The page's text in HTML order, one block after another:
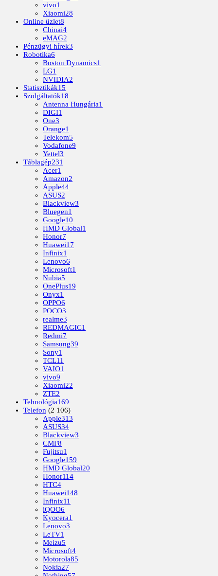
vivo1
Xiaomi28
Online üzlet8
Chinai4
eMAG2
Pénzügyi hírek3
Robotika6
Boston Dynamics1
LG1
NVIDIA2
Statisztikák15
Szolgáltatók18
Antenna Hungária1
DIGI1
One3
Orange1
Telekom5
Vodafone9
Yettel3
Táblagép231
Acer1
Amazon2
Apple44
ASUS2
Blackview3
Bluegen1
Google10
HMD Global1
Honor7
Huawei17
Infinix1
Lenovo6
Microsoft1
Nubia5
OnePlus19
Onyx1
OPPO6
POCO3
realme3
REDMAGIC1
Redmi7
Samsung39
Sony1
TCL11
VAIO1
vivo9
Xiaomi22
ZTE2
Tehnológia169
Telefon (2 106)
Apple313
ASUS34
Blackview3
CMF8
Fujitsu1
Google159
HMD Global20
Honor114
HTC4
Huawei148
Infinix11
iQOO6
Kyocera1
Lenovo3
LeTV1
Meizu5
Microsoft4
Motorola85
Nokia27